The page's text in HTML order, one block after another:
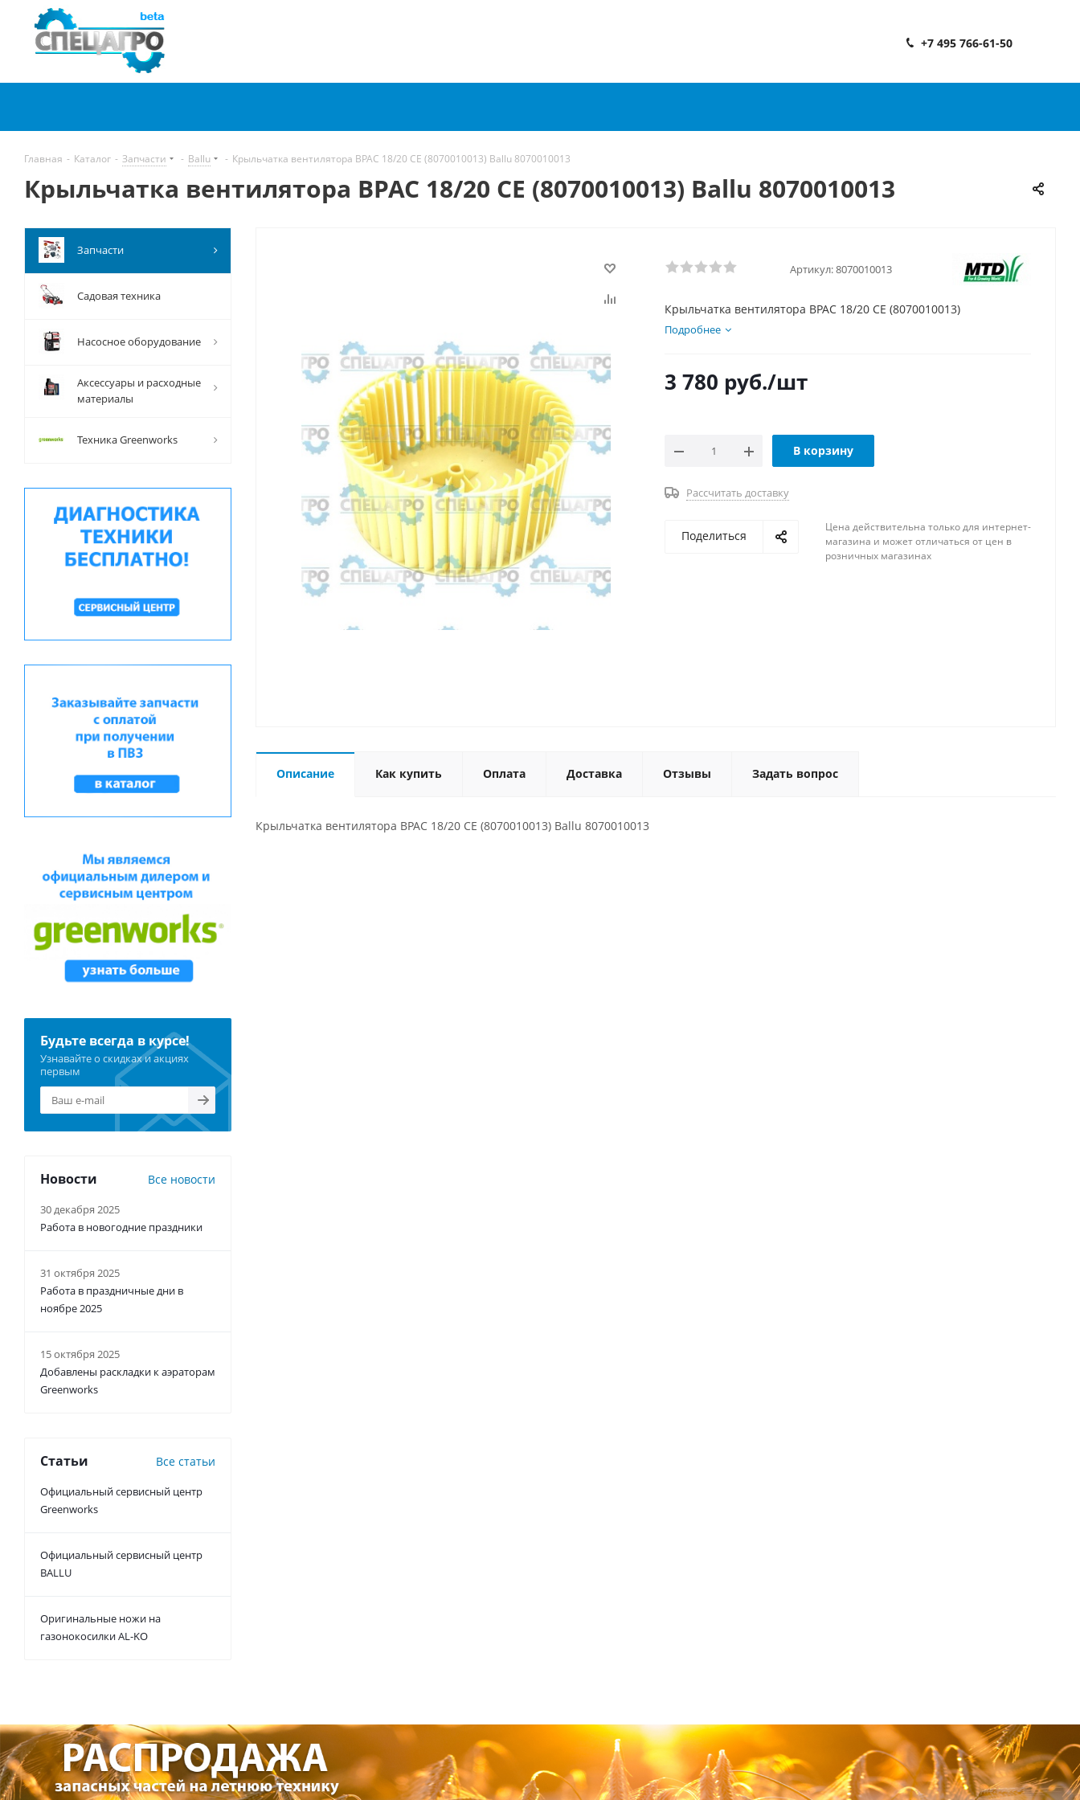
+7 495 766-61-50
Главная - Каталог - Запчасти - Ballu - Крыльчатка вентилятора BPAC 18/20 CE (8070010013) Ballu 8070010013
Крыльчатка вентилятора BPAC 18/20 CE (8070010013) Ballu 8070010013
Артикул:8070010013
Крыльчатка вентилятора BPAC 18/20 CE (8070010013)
Подробнее
3 780 руб./шт
В корзину
Рассчитать доставку
Поделиться
Цена действительна только для интернет-
магазина и может отличаться от цен в
розничных магазинах
Описание Как купить Оплата Доставка Отзывы Задать вопрос
Крыльчатка вентилятора BPAC 18/20 CE (8070010013) Ballu 8070010013
Запчасти
Садовая техника
Насосное оборудование
Аксессуары и расходные
материалы
Техника Greenworks
Будьте всегда в курсе!
Узнавайте о скидках и акциях
первым
Новости Все новости
30 декабря 2025
Работа в новогодние праздники
31 октября 2025
Работа в праздничные дни в
ноябре 2025
15 октября 2025
Добавлены раскладки к аэраторам
Greenworks
Статьи Все статьи
Официальный сервисный центр
Greenworks
Официальный сервисный центр
BALLU
Оригинальные ножи на
газонокосилки AL-KO